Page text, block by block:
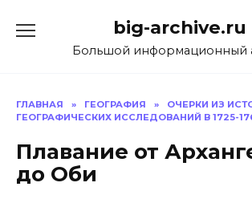
содержанию
big-archive.ru
Большой информационный
ГЛАВНАЯ » ГЕОГРАФИЯ »
ОЧЕРКИ ИЗ
ГЕОГРАФИЧЕСКИХ ИССЛЕДОВАНИЙ В 1725-
Плавание от
до Оби